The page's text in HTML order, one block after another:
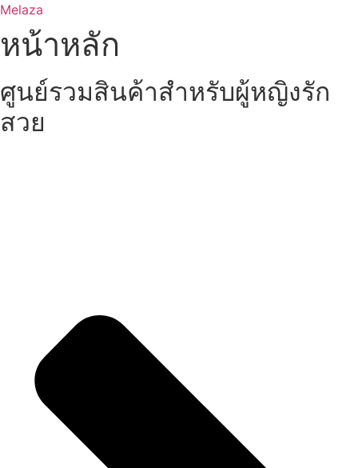
Skip
content
Melaza
หน้าหลัก
ศูนย์รวมสินค้าสำหรับผู้หญิงรัก
สวย